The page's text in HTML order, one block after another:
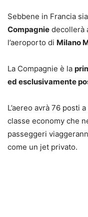
Sebbene in Francia
Compagnie decollerà
l’aeroporto di Milano
La Compagnie è la
ed esclusivamente
L’aereo avrà 76 posti
classe economy che
passeggeri
come un jet privato.